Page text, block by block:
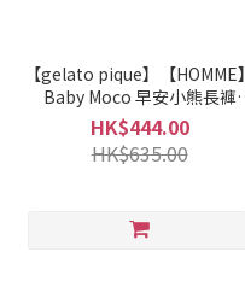
【gelato pique】【HOMME】
Baby Moco 早安小熊長褲
PMNP261925
HK$444.00
HK$635.00